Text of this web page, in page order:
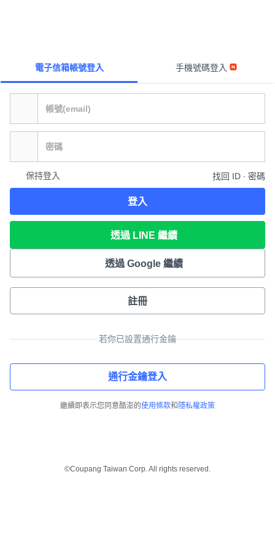
電子信箱帳號登入 手機號碼登入
保持登入 找回 ID ∙ 密碼
登入
透過 LINE 繼續
透過 Google 繼續
註冊
若你已設置通行金鑰
通行金鑰登入
繼續即表示您同意酷澎的使用條款和 隱私權政策
©Coupang Taiwan Corp. All rights reserved.